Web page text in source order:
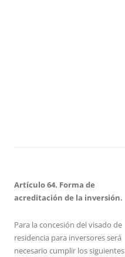
Artículo 64. Forma de
acreditación de la inversión.
Para la concesión del visado de
residencia para inversores será
necesario cumplir los siguientes